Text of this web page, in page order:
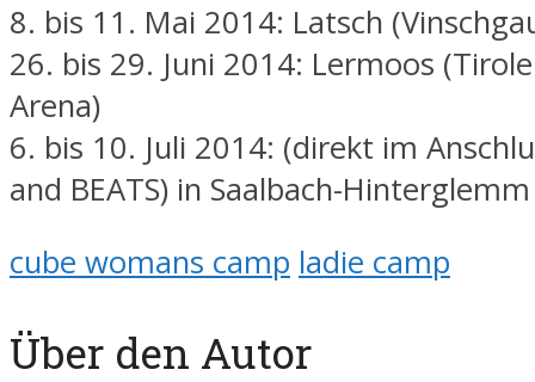
8. bis 11. Mai 2014: Latsch
26. bis 29. Juni 2014: Lermoos
Arena)
6. bis 10. Juli 2014: (direkt im
and BEATS) in Saalbach-Hinterglemm
cube womans camp ladie camp
Über den Autor